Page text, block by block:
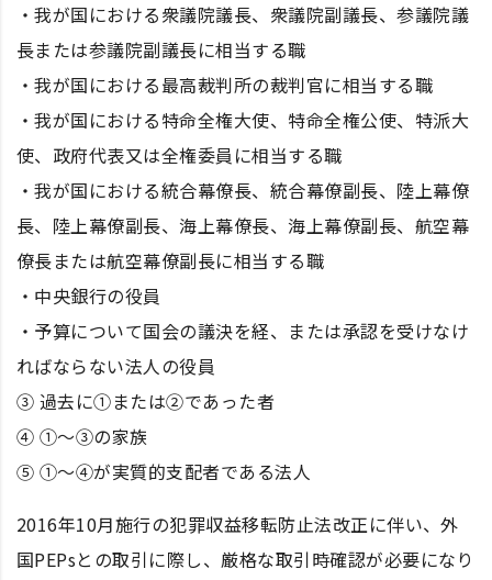
・我が国における衆議院議長、衆議院副議長、参議院議
長または参議院副議長に相当する職
・我が国における最高裁判所の裁判官に相当する職
・我が国における特命全権大使、特命全権公使、特派大
使、政府代表又は全権委員に相当する職
・我が国における統合幕僚長、統合幕僚副長、陸上幕僚
長、陸上幕僚副長、海上幕僚長、海上幕僚副長、航空幕
僚長または航空幕僚副長に相当する職
・中央銀行の役員
・予算について国会の議決を経、または承認を受けなけ
ればならない法人の役員
③ 過去に①または②であった者
④ ①～③の家族
⑤ ①～④が実質的支配者である法人
2016年10月施行の犯罪収益移転防止法改正に伴い、外
国PEPsとの取引に際し、厳格な取引時確認が必要になり